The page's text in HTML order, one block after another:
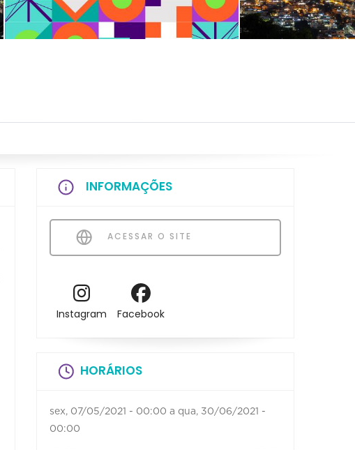
INFORMAÇÕES
ACESSAR O SITE
Instagram Facebook
HORÁRIOS
sex, 07/05/2021 - 00:00 a qua, 30/06/2021 -
00:00